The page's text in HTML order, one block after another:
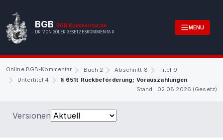
BGB BGB.Kommentar.de
DR. VON GÖLER GESETZESKOMMENTAR
MENU
Online BGB-Kommentar Buch 2 Abschnitt 8
Titel 9
Untertitel 4
§ 651t Rückbeförderung; Vorauszahlungen
Stand: 02.08.2026 (Gesetz)
Versionen